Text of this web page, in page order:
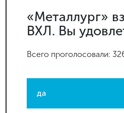
«Металлург»
ВХЛ. Вы
Всего проголосовали:
да